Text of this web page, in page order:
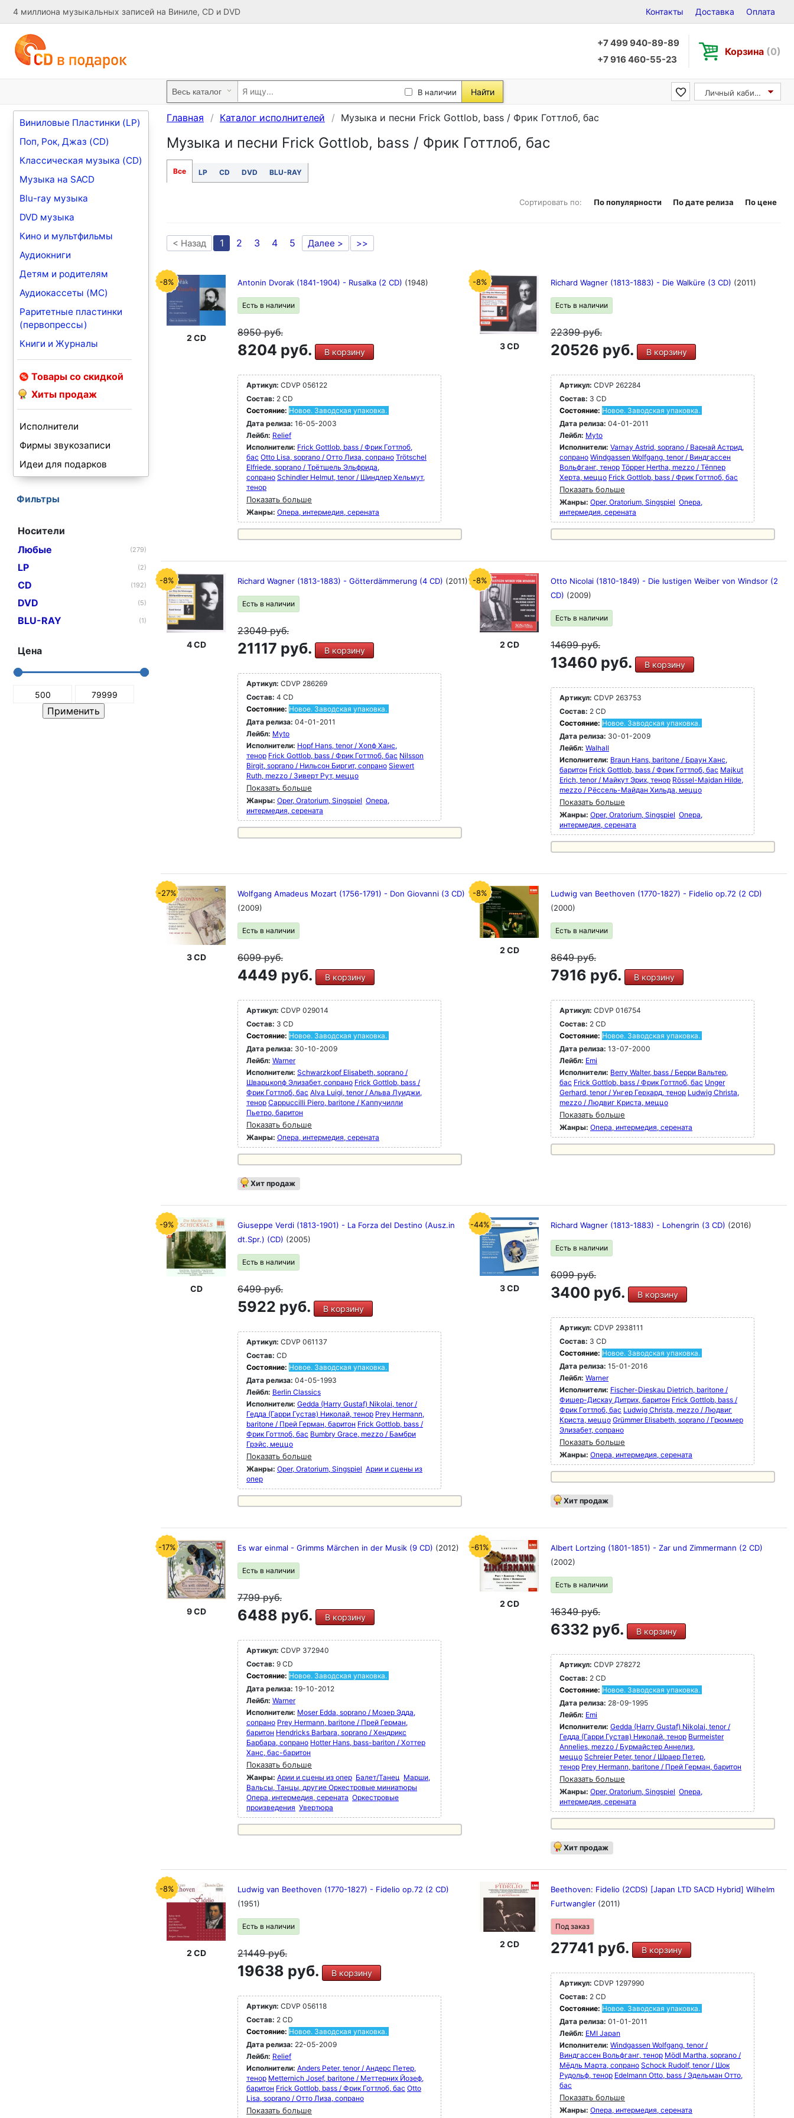
4 миллиона музыкальных записей на Виниле, CD и DVD Контакты Доставка Оплата
+7 499 940-89-89
+7 916 460-55-23
Корзина (0)
В наличии Найти Личный кабинет
Виниловые Пластинки (LP)
Поп, Рок, Джаз (CD)
Классическая музыка (CD)
Музыка на SACD
Blu-ray музыка
DVD музыка
Кино и мультфильмы
Аудиокниги
Детям и родителям
Аудиокассеты (MC)
Раритетные пластинки
(первопрессы)
Книги и Журналы
Товары со скидкой
Хиты продаж
Исполнители
Фирмы звукозаписи
Идеи для подарков
Фильтры
Носители
Любые
(279)
LP (2)
CD (192)
DVD (5)
BLU-RAY (1)
Цена
Главная Каталог исполнителей Музыка и песни Frick Gottlob, bass / Фрик Готтлоб, бас
Музыка и песни Frick Gottlob, bass / Фрик Готтлоб, бас
Все LP CD DVD BLU-RAY
Сортировать по: По популярности По дате релиза По цене
< Назад 1 2 3 4 5 Далее > >>
-8%
2 CD
Antonin Dvorak (1841-1904) - Rusalka (2 CD) (1948)
Есть в наличии
8950руб.
8204 руб. В корзину
Артикул: CDVP 056122
Состав: 2 CD
Состояние: Новое. Заводская упаковка.
Дата релиза: 16-05-2003
Лейбл: Relief
Исполнители: Frick Gottlob, bass / Фрик Готтлоб,
бас Otto Lisa, soprano / Отто Лиза, сопрано Trötschel
Elfriede, soprano / Трётшель Эльфрида,
сопрано Schindler Helmut, tenor / Шиндлер Хельмут,
тенор
Показать больше
Жанры: Опера, интермедия, серената
-8%
3 CD
Richard Wagner (1813-1883) - Die Walküre (3 CD) (2011)
Есть в наличии
22399руб.
20526 руб. В корзину
Артикул: CDVP 262284
Состав: 3 CD
Состояние: Новое. Заводская упаковка.
Дата релиза: 04-01-2011
Лейбл: Myto
Исполнители: Varnay Astrid, soprano / Варнай Астрид,
сопрано Windgassen Wolfgang, tenor / Виндгассен
Вольфганг, тенор Töpper Hertha, mezzo / Тёппер
Херта, меццо Frick Gottlob, bass / Фрик Готтлоб, бас
Показать больше
Жанры: Oper, Oratorium, Singspiel Опера,
интермедия, серената
-8%
4 CD
Richard Wagner (1813-1883) - Götterdämmerung (4 CD) (2011)
Есть в наличии
23049руб.
21117 руб. В корзину
Артикул: CDVP 286269
Состав: 4 CD
Состояние: Новое. Заводская упаковка.
Дата релиза: 04-01-2011
Лейбл: Myto
Исполнители: Hopf Hans, tenor / Хопф Ханс,
тенор Frick Gottlob, bass / Фрик Готтлоб, бас Nilsson
Birgit, soprano / Нильсон Биргит, сопрано Siewert
Ruth, mezzo / Зиверт Рут, меццо
Показать больше
Жанры: Oper, Oratorium, Singspiel Опера,
интермедия, серената
-8%
2 CD
Otto Nicolai (1810-1849) - Die lustigen Weiber von Windsor (2
CD) (2009)
Есть в наличии
14699руб.
13460 руб. В корзину
Артикул: CDVP 263753
Состав: 2 CD
Состояние: Новое. Заводская упаковка.
Дата релиза: 30-01-2009
Лейбл: Walhall
Исполнители: Braun Hans, baritone / Браун Ханс,
баритон Frick Gottlob, bass / Фрик Готтлоб, бас Majkut
Erich, tenor / Майкут Эрих, тенор Rössel-Majdan Hilde,
mezzo / Рёссель-Майдан Хильда, меццо
Показать больше
Жанры: Oper, Oratorium, Singspiel Опера,
интермедия, серената
-27%
3 CD
Wolfgang Amadeus Mozart (1756-1791) - Don Giovanni (3 CD)
(2009)
Есть в наличии
6099руб.
4449 руб. В корзину
Артикул: CDVP 029014
Состав: 3 CD
Состояние: Новое. Заводская упаковка.
Дата релиза: 30-10-2009
Лейбл: Warner
Исполнители: Schwarzkopf Elisabeth, soprano /
Шварцкопф Элизабет, сопрано Frick Gottlob, bass /
Фрик Готтлоб, бас Alva Luigi, tenor / Альва Луиджи,
тенор Cappuccilli Piero, baritone / Каппучилли
Пьетро, баритон
Показать больше
Жанры: Опера, интермедия, серената
Хит продаж
-8%
2 CD
Ludwig van Beethoven (1770-1827) - Fidelio op.72 (2 CD)
(2000)
Есть в наличии
8649руб.
7916 руб. В корзину
Артикул: CDVP 016754
Состав: 2 CD
Состояние: Новое. Заводская упаковка.
Дата релиза: 13-07-2000
Лейбл: Emi
Исполнители: Berry Walter, bass / Берри Вальтер,
бас Frick Gottlob, bass / Фрик Готтлоб, бас Unger
Gerhard, tenor / Унгер Герхард, тенор Ludwig Christa,
mezzo / Людвиг Криста, меццо
Показать больше
Жанры: Опера, интермедия, серената
-9%
CD
Giuseppe Verdi (1813-1901) - La Forza del Destino (Ausz.in
dt.Spr.) (CD) (2005)
Есть в наличии
6499руб.
5922 руб. В корзину
Артикул: CDVP 061137
Состав: CD
Состояние: Новое. Заводская упаковка.
Дата релиза: 04-05-1993
Лейбл: Berlin Classics
Исполнители: Gedda (Harry Gustaf) Nikolai, tenor /
Гедда (Гарри Густав) Николай, тенор Prey Hermann,
baritone / Прей Герман, баритон Frick Gottlob, bass /
Фрик Готтлоб, бас Bumbry Grace, mezzo / Бамбри
Грэйс, меццо
Показать больше
Жанры: Oper, Oratorium, Singspiel Арии и сцены из
опер
-44%
3 CD
Richard Wagner (1813-1883) - Lohengrin (3 CD) (2016)
Есть в наличии
6099руб.
3400 руб. В корзину
Артикул: CDVP 2938111
Состав: 3 CD
Состояние: Новое. Заводская упаковка.
Дата релиза: 15-01-2016
Лейбл: Warner
Исполнители: Fischer-Dieskau Dietrich, baritone /
Фишер-Дискау Дитрих, баритон Frick Gottlob, bass /
Фрик Готтлоб, бас Ludwig Christa, mezzo / Людвиг
Криста, меццо Grümmer Elisabeth, soprano / Грюммер
Элизабет, сопрано
Показать больше
Жанры: Опера, интермедия, серената
Хит продаж
-17%
9 CD
Es war einmal - Grimms Märchen in der Musik (9 CD) (2012)
Есть в наличии
7799руб.
6488 руб. В корзину
Артикул: CDVP 372940
Состав: 9 CD
Состояние: Новое. Заводская упаковка.
Дата релиза: 19-10-2012
Лейбл: Warner
Исполнители: Moser Edda, soprano / Мозер Эдда,
сопрано Prey Hermann, baritone / Прей Герман,
баритон Hendricks Barbara, soprano / Хендрикс
Барбара, сопрано Hotter Hans, bass-bariton / Хоттер
Ханс, бас-баритон
Показать больше
Жанры: Арии и сцены из опер Балет/Танец Марши,
Вальсы, Танцы, другие Оркестровые миниатюры
Опера, интермедия, серената Оркестровые
произведения Увертюра
-61%
2 CD
Albert Lortzing (1801-1851) - Zar und Zimmermann (2 CD)
(2002)
Есть в наличии
16349руб.
6332 руб. В корзину
Артикул: CDVP 278272
Состав: 2 CD
Состояние: Новое. Заводская упаковка.
Дата релиза: 28-09-1995
Лейбл: Emi
Исполнители: Gedda (Harry Gustaf) Nikolai, tenor /
Гедда (Гарри Густав) Николай, тенор Burmeister
Annelies, mezzo / Бурмайстер Аннелиз,
меццо Schreier Peter, tenor / Шраер Петер,
тенор Prey Hermann, baritone / Прей Герман, баритон
Показать больше
Жанры: Oper, Oratorium, Singspiel Опера,
интермедия, серената
Хит продаж
-8%
2 CD
Ludwig van Beethoven (1770-1827) - Fidelio op.72 (2 CD)
(1951)
Есть в наличии
21449руб.
19638 руб. В корзину
Артикул: CDVP 056118
Состав: 2 CD
Состояние: Новое. Заводская упаковка.
Дата релиза: 22-05-2009
Лейбл: Relief
Исполнители: Anders Peter, tenor / Андерс Петер,
тенор Metternich Josef, baritone / Меттерних Йозеф,
баритон Frick Gottlob, bass / Фрик Готтлоб, бас Otto
Lisa, soprano / Отто Лиза, сопрано
Показать больше
2 CD
Beethoven: Fidelio (2CDS) [Japan LTD SACD Hybrid] Wilhelm
Furtwangler (2011)
Под заказ
27741 руб. В корзину
Артикул: CDVP 1297990
Состав: 2 CD
Состояние: Новое. Заводская упаковка.
Дата релиза: 01-01-2011
Лейбл: EMI Japan
Исполнители: Windgassen Wolfgang, tenor /
Виндгассен Вольфганг, тенор Mödl Martha, soprano /
Мёдль Марта, сопрано Schock Rudolf, tenor / Шок
Рудольф, тенор Edelmann Otto, bass / Эдельман Отто,
бас
Показать больше
Жанры: Опера, интермедия, серената